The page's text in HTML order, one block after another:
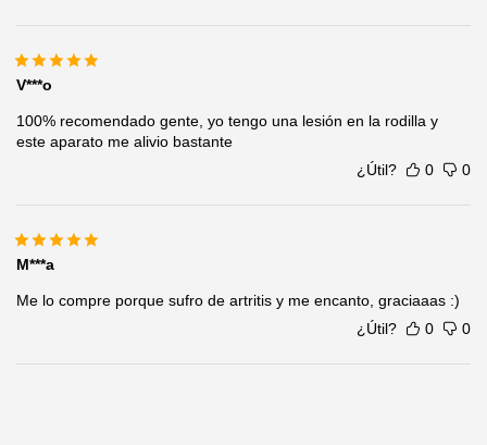
V***o
100% recomendado gente, yo tengo una lesión en la rodilla y
este aparato me alivio bastante
¿Útil?
0 0
M***a
Me lo compre porque sufro de artritis y me encanto, graciaaas :)
¿Útil?
0 0